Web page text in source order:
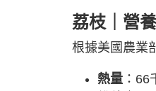
荔枝｜營養
根據美國農業
熱量 ：66